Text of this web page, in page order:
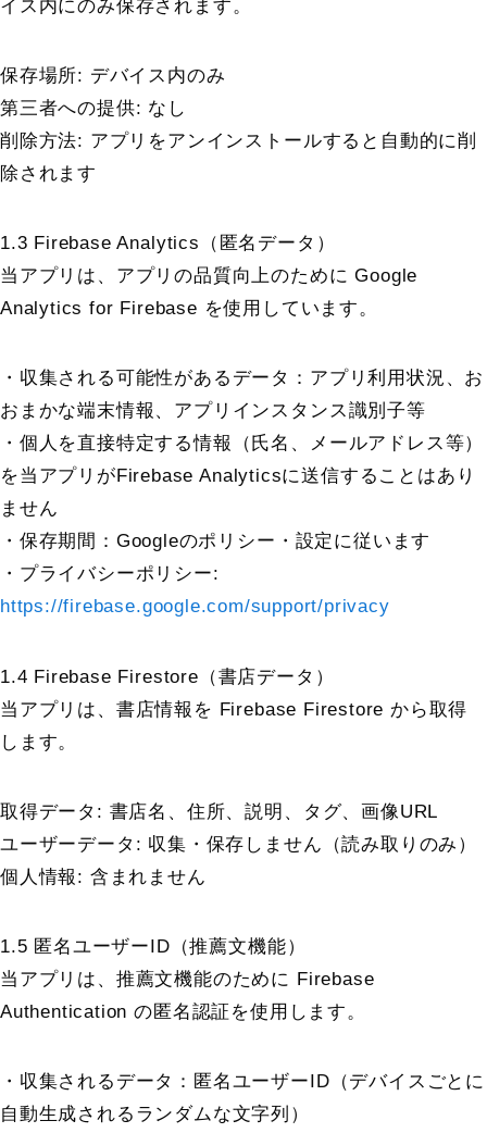
イス内にのみ保存されます。
保存場所: デバイス内のみ
第三者への提供: なし
削除方法: アプリをアンインストールすると自動的に削
除されます
1.3 Firebase Analytics（匿名データ）
当アプリは、アプリの品質向上のために Google
Analytics for Firebase を使用しています。
・収集される可能性があるデータ：アプリ利用状況、お
おまかな端末情報、アプリインスタンス識別子等
・個人を直接特定する情報（氏名、メールアドレス等）
を当アプリがFirebase Analyticsに送信することはあり
ません
・保存期間：Googleのポリシー・設定に従います
・プライバシーポリシー:
https://firebase.google.com/support/privacy
1.4 Firebase Firestore（書店データ）
当アプリは、書店情報を Firebase Firestore から取得
します。
取得データ: 書店名、住所、説明、タグ、画像URL
ユーザーデータ: 収集・保存しません（読み取りのみ）
個人情報: 含まれません
1.5 匿名ユーザーID（推薦文機能）
当アプリは、推薦文機能のために Firebase
Authentication の匿名認証を使用します。
・収集されるデータ：匿名ユーザーID（デバイスごとに
自動生成されるランダムな文字列）